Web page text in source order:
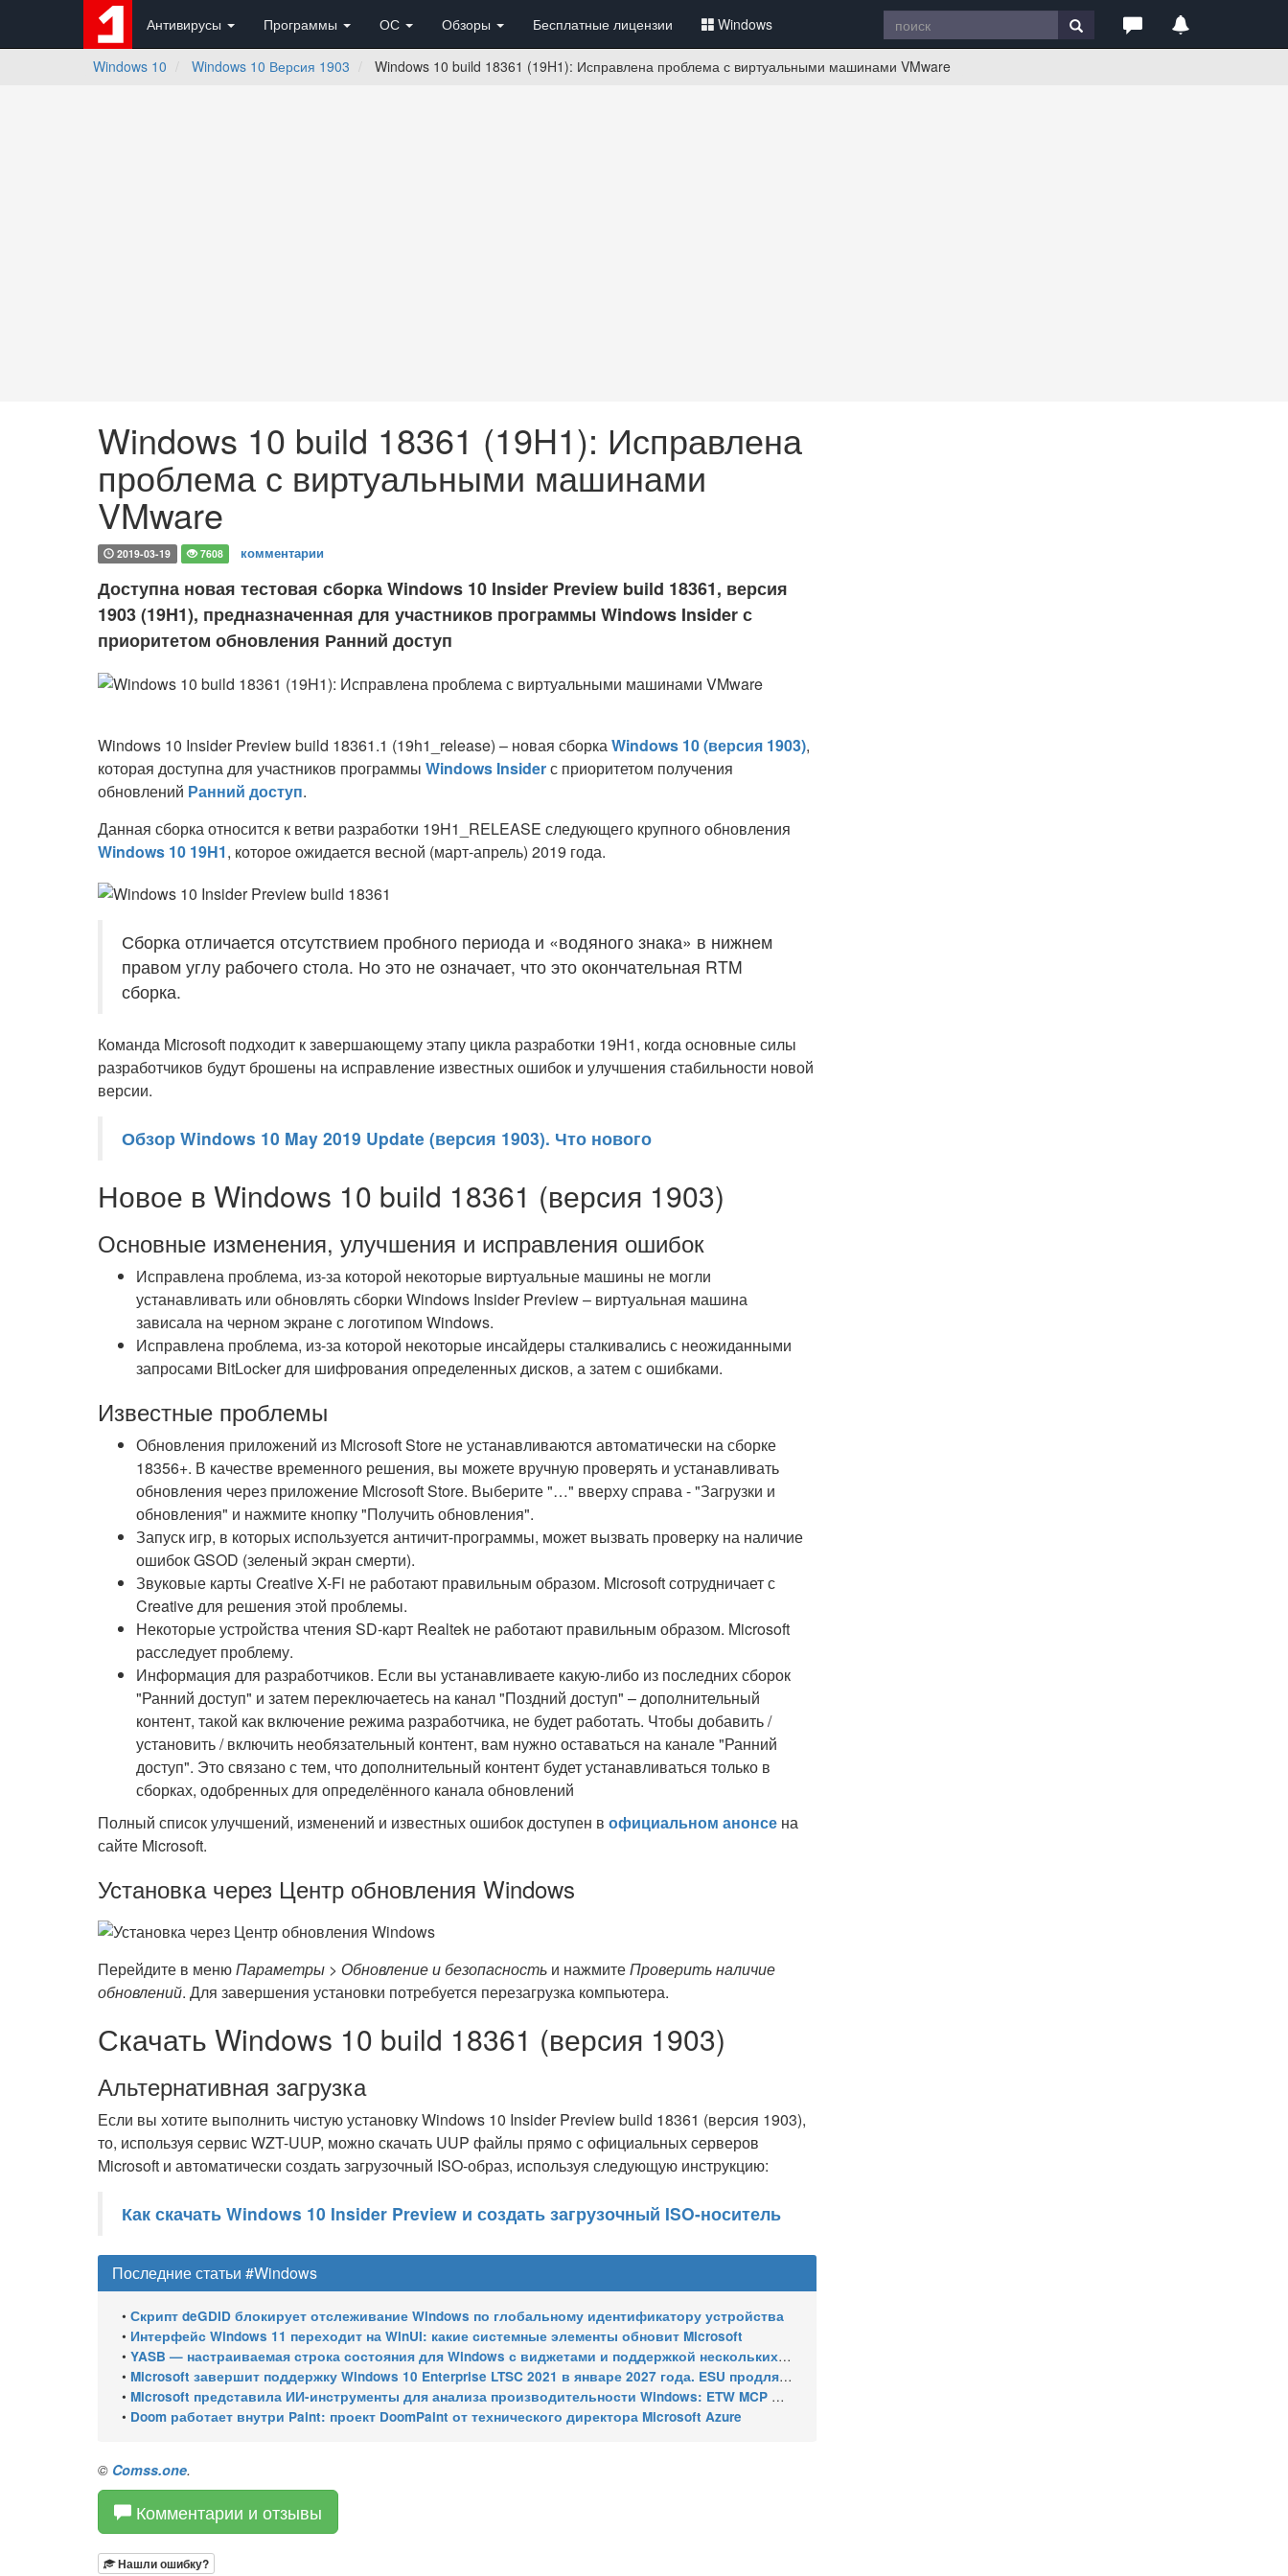
Антивирусы Программы ОС Обзоры Бесплатные лицензии Windows
Windows 10 Windows 10 Версия 1903 Windows 10 build 18361 (19H1): Исправлена проблема с виртуальными машинами VMware
Windows 10 build 18361 (19H1): Исправлена
проблема с виртуальными машинами
VMware
2019-03-19 7608 комментарии
Доступна новая тестовая сборка Windows 10 Insider Preview build 18361, версия
1903 (19H1), предназначенная для участников программы Windows Insider с
приоритетом обновления Ранний доступ
Windows 10 Insider Preview build 18361.1 (19h1_release) – новая сборкаWindows 10 (версия 1903),
которая доступна для участников программы Windows Insiderс приоритетом получения
обновлений Ранний доступ.
Данная сборка относится к ветви разработки 19H1_RELEASE следующего крупного обновления
Windows 10 19H1, которое ожидается весной (март-апрель) 2019 года.
Сборка отличается отсутствием пробного периода и «водяного знака» в нижнем
правом углу рабочего стола. Но это не означает, что это окончательная RTM
сборка.
Команда Microsoft подходит к завершающему этапу цикла разработки 19H1, когда основные силы
разработчиков будут брошены на исправление известных ошибок и улучшения стабильности новой
версии.
Обзор Windows 10 May 2019 Update (версия 1903). Что нового
Новое в Windows 10 build 18361 (версия 1903)
Основные изменения, улучшения и исправления ошибок
Исправлена проблема, из-за которой некоторые виртуальные машины не могли
устанавливать или обновлять сборки Windows Insider Preview – виртуальная машина
зависала на черном экране с логотипом Windows.
Исправлена проблема, из-за которой некоторые инсайдеры сталкивались с неожиданными
запросами BitLocker для шифрования определенных дисков, а затем с ошибками.
Известные проблемы
Обновления приложений из Microsoft Store не устанавливаются автоматически на сборке
18356+. В качестве временного решения, вы можете вручную проверять и устанавливать
обновления через приложение Microsoft Store. Выберите "…" вверху справа - "Загрузки и
обновления" и нажмите кнопку "Получить обновления".
Запуск игр, в которых используется античит-программы, может вызвать проверку на наличие
ошибок GSOD (зеленый экран смерти).
Звуковые карты Creative X-Fi не работают правильным образом. Microsoft сотрудничает с
Creative для решения этой проблемы.
Некоторые устройства чтения SD-карт Realtek не работают правильным образом. Microsoft
расследует проблему.
Информация для разработчиков. Если вы устанавливаете какую-либо из последних сборок
"Ранний доступ" и затем переключаетесь на канал "Поздний доступ" – дополнительный
контент, такой как включение режима разработчика, не будет работать. Чтобы добавить /
установить / включить необязательный контент, вам нужно оставаться на канале "Ранний
доступ". Это связано с тем, что дополнительный контент будет устанавливаться только в
сборках, одобренных для определённого канала обновлений
Полный список улучшений, изменений и известных ошибок доступен в официальном анонсе на
сайте Microsoft.
Установка через Центр обновления Windows
Перейдите в менюПараметры > Обновление и безопасность и нажмитеПроверить наличие
обновлений. Для завершения установки потребуется перезагрузка компьютера.
Скачать Windows 10 build 18361 (версия 1903)
Альтернативная загрузка
Если вы хотите выполнить чистую установку Windows 10 Insider Preview build 18361 (версия 1903),
то, используя сервис WZT-UUP, можно скачать UUP файлы прямо с официальных серверов
Microsoft и автоматически создать загрузочный ISO-образ, используя следующую инструкцию:
Как скачать Windows 10 Insider Preview и создать загрузочный ISO-носитель
Последние статьи #Windows
• Скрипт deGDID блокирует отслеживание Windows по глобальному идентификатору устройства
• Интерфейс Windows 11 переходит на WinUI: какие системные элементы обновит Microsoft
• YASB — настраиваемая строка состояния для Windows с виджетами и поддержкой нескольких мониторов
• Microsoft завершит поддержку Windows 10 Enterprise LTSC 2021 в январе 2027 года. ESU продлят обновления до января 2030 года
• Microsoft представила ИИ-инструменты для анализа производительности Windows: ETW MCP и WPA MCP
• Doom работает внутри Paint: проект DoomPaint от технического директора Microsoft Azure
© Comss.one.